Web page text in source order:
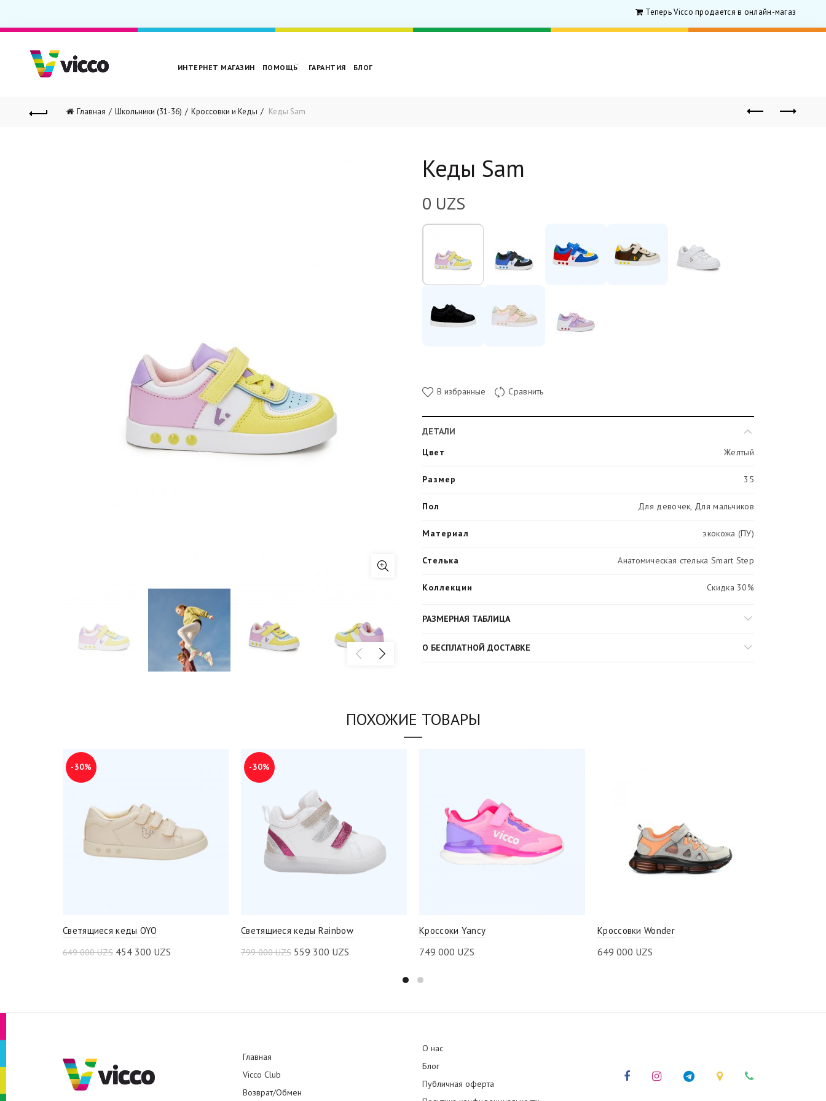
Теперь Vicco продается в онлайн-магазине для
ИНТЕРНЕТ МАГАЗИН ПОМОЩЬ ГАРАНТИЯ БЛОГ
Главная Школьники (31-36) Кроссовки и Кеды Кеды Sam
Кеды Sam
0 UZS
В избранные Сравнить
ДЕТАЛИ
Цвет
Желтый
Размер 35
Пол Для девочек, Для мальчиков
Материал экокожа (ПУ)
Стелька Анатомическая стелька Smart Step
Коллекции Скидка 30%
РАЗМЕРНАЯ ТАБЛИЦА
О БЕСПЛАТНОЙ ДОСТАВКЕ
ПОХОЖИЕ ТОВАРЫ
-30%
Светящиеся кеды OYO
649 000UZS 454 300 UZS
-30%
Светящиеся кеды Rainbow
799 000UZS 559 300 UZS
Кроссоки Yancy
749 000 UZS
Кроссовки Wonder
649 000 UZS
Главная
Vicco Club
Возврат/Обмен
О нас
Блог
Публичная оферта